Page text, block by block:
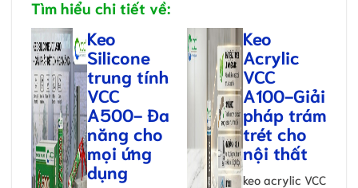
Tìm hiểu chi tiết về:
Keo
Silicone
trung tính
VCC
A500- Đa
năng cho
mọi ứng
dụng
Keo
Acrylic
VCC
A100-Giải
pháp trám
trét cho
nội thất
keo acrylic VCC